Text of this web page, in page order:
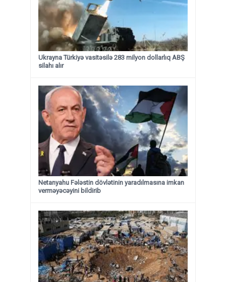
Ukrayna Türkiyə vasitəsilə 283 milyon dollarlıq ABŞ
silahı alır
Netanyahu Fələstin dövlətinin yaradılmasına imkan
verməyəcəyini bildirib